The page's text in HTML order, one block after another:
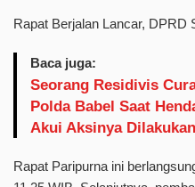
Rapat Berjalan Lancar, DPRD
Baca juga:
Seorang Residivis
Polda Babel Saat
Akui Aksinya
Rapat Paripurna ini